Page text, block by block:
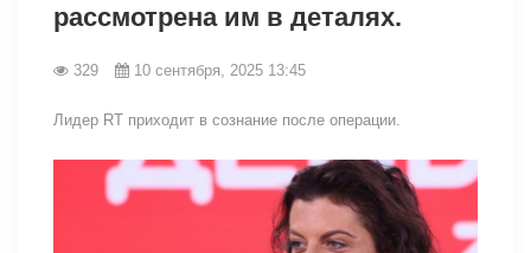
рассмотрена им в деталях.
329 10 сентября, 2025 13:45
Лидер RT приходит в сознание после операции.